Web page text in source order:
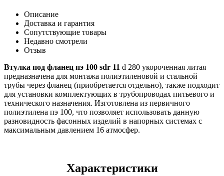
Описание
Доставка и гарантия
Сопутствующие товары
Недавно смотрели
Отзыв
Втулка под фланец пэ 100 sdr 11 d 280 укороченная литая
предназначена для монтажа полиэтиленовой и стальной
трубы через фланец (приобретается отдельно), также подходит
для установки комплектующих в трубопроводах питьевого и
технического назначения. Изготовлена из первичного
полиэтилена пэ 100, что позволяет использовать данную
разновидность фасонных изделий в напорных системах с
максимальным давлением 16 атмосфер.
Характеристики